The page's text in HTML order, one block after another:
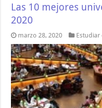
Las 10 mejores
2020
marzo 28, 2020 Estudiar